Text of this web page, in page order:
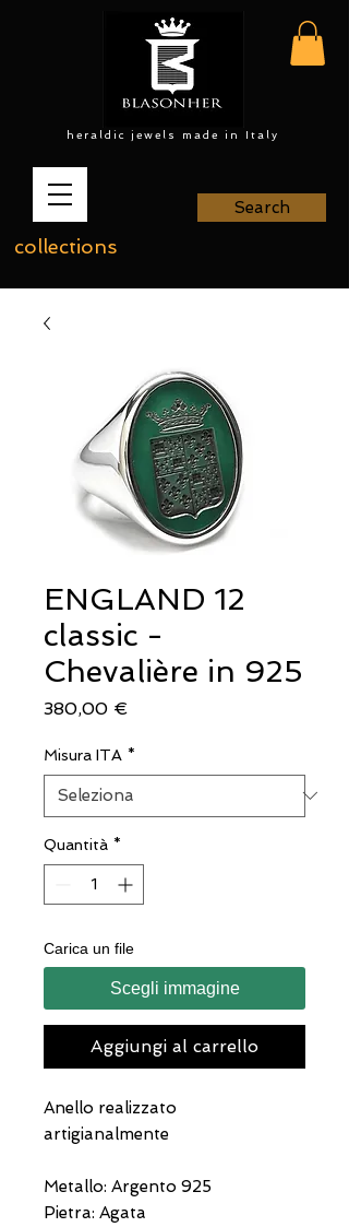
heraldic jewels made in Italy
collections
Search
ENGLAND 12
classic -
Chevalière in 925
380,00 €
Misura ITA *
Quantità *
Carica un file
Scegli immagine
Aggiungi al carrello
Anello realizzato
artigianalmente
Metallo: Argento 925
Pietra: Agata